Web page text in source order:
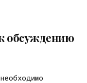
обсуждению